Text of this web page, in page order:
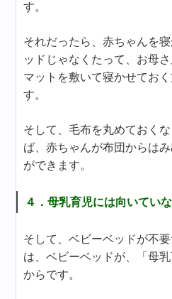
す。
それだったら、赤ちゃんを
ッドじゃなくたって、お母
マットを敷いて寝かせてお
す。
そして、毛布を丸めておく
ば、赤ちゃんが布団からは
ができます。
４．母乳育児には向いてい
そして、ベビーベッドが不
は、ベビーベッドが、「母
からです。